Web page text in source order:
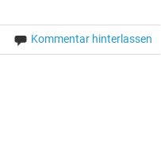
Kommentar hinterlassen